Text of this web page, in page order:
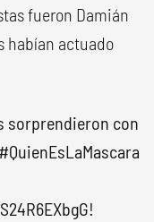
fueron Damián
habían actuado
sorprendieron con
#QuienEsLaMascara
!